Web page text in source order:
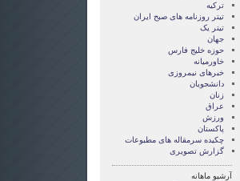
ترکیه
تیتر روزنامه های صبح ایران
تیتر یک
جهان
حوزه خلیج فارس
خاورمیانه
خبرهای نیمروزی
دانشجویان
زنان
عراق
ورزش
پاکستان
چکیده سرمقاله های مطبوعات
گزارش تصويری
آرشیو ماهانه